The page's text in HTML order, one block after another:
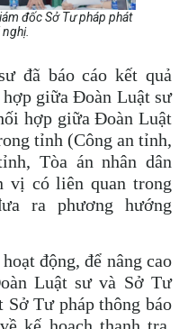
đốc Sở Tư pháp phát
nghị.
đã báo cáo kết quả
giữa Đoàn Luật sư
hợp giữa Đoàn Luật
tỉnh (Công an tỉnh,
Tòa án nhân dân
vị có liên quan trong
ra phương hướng
động, để nâng cao
Luật sư và Sở Tư
Sở Tư pháp thông báo